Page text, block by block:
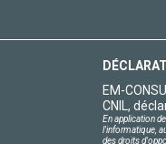
EM-
CNIL,
En application
l'informatique,
des droits